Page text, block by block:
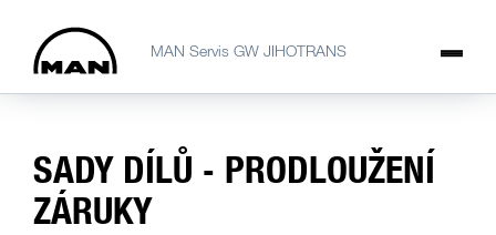
MAN Servis GW JIHOTRANS
SADY DÍLŮ - PRODLOUŽENÍ
ZÁRUKY